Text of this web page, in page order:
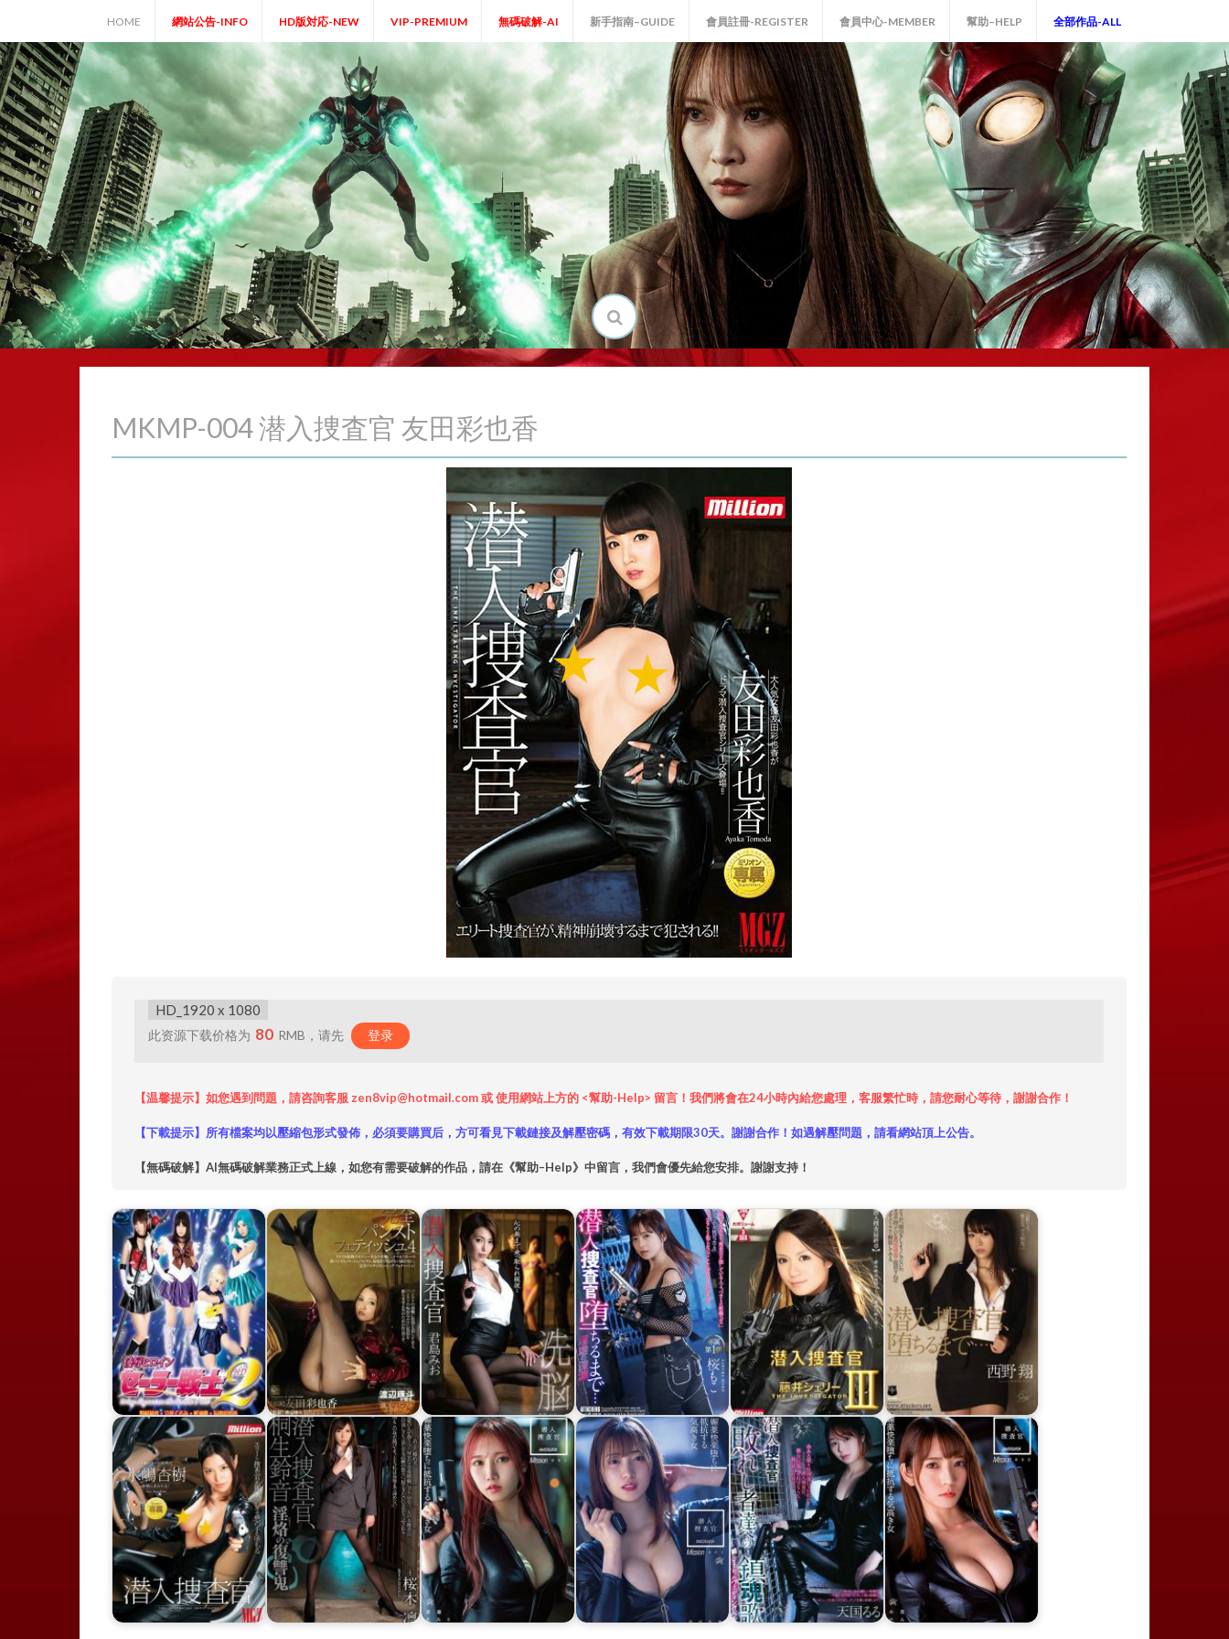
content
HOME 網站公告-INFO HD版対応-NEW VIP-PREMIUM 無碼破解-AI 新手指南–GUIDE 會員註冊-REGISTER 會員中心-MEMBER 幫助–HELP 全部作品-ALL
MKMP-004 潜入捜査官 友田彩也香
HD_1920 x 1080
此资源下载价格为 80 RMB，请先 登录
【温馨提示】如您遇到問題，請咨詢客服 zen8vip@hotmail.com 或 使用網站上方的 <幫助-Help> 留言！我們將會在24小時內給您處理，客服繁忙時，請您耐心等待，謝謝合作！
【下載提示】所有檔案均以壓縮包形式發佈，必須要購買后，方可看見下載鏈接及解壓密碼，有效下載期限30天。謝謝合作！如遇解壓問題，請看網站頂上公告。
【無碼破解】AI無碼破解業務正式上線，如您有需要破解的作品，請在《幫助–Help》中留言，我們會優先給您安排。謝謝支持！